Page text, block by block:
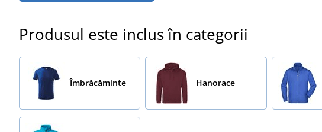
Produsul este inclus în categorii
Îmbrăcăminte Hanorace